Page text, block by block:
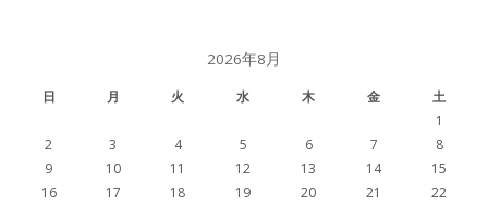
2026年8月
日 月 火 水 木 金
土
1
2
3 4 5 6 7
8
9
10 11 12 13 14
15
16
17 18 19 20 21
22